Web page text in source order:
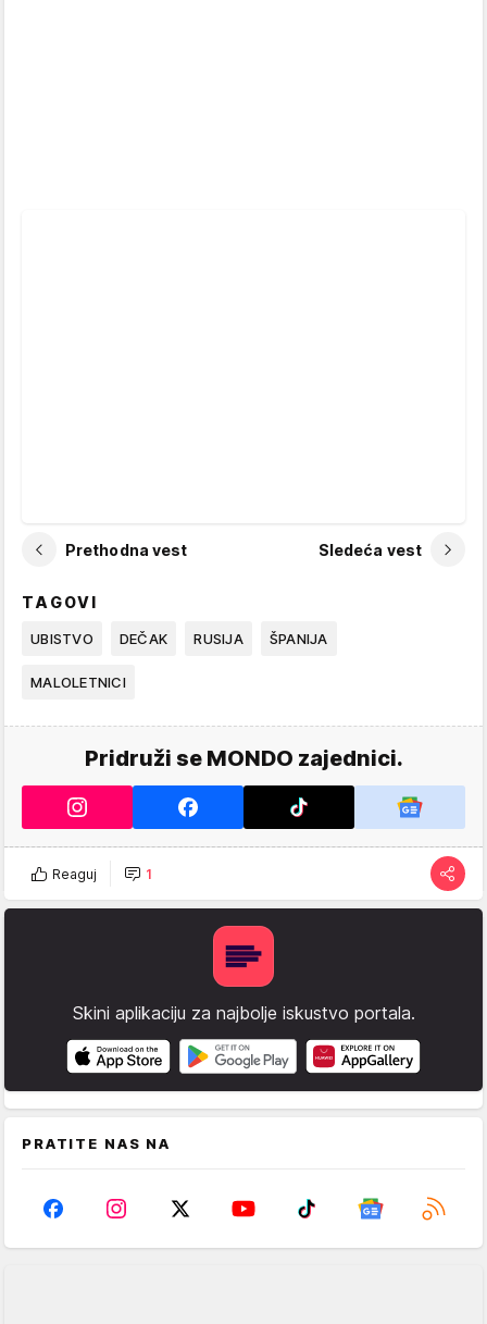
Prethodna vest Sledeća vest
TAGOVI
UBISTVO DEČAK RUSIJA ŠPANIJA
MALOLETNICI
Pridruži se MONDO zajednici.
Reaguj 1
Skini aplikaciju za najbolje iskustvo portala.
PRATITE NAS NA